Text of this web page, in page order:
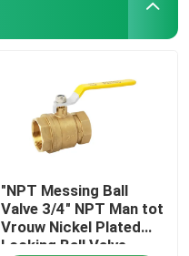
"NPT Messing Ball
Valve 3/4" NPT Man tot
Vrouw Nickel Plated
Locking Ball Valve